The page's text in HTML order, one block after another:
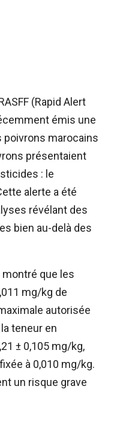
(Rapid Alert
émis une
poivrons marocains
présentaient
: le
alerte a été
révélant des
bien au-delà des
que les
mg/kg de
autorisée
teneur en
± 0,105 mg/kg,
à 0,010 mg/kg.
un risque grave